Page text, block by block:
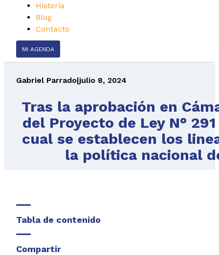
Historia
Blog
Contacto
MI AGENDA
Gabriel Parrado|julio 8, 2024
Tras la aprobación en
del Proyecto de Ley N°
cual se establecen los
la política nacional
Tabla de contenido
Compartir